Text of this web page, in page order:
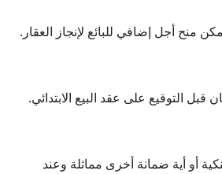
منح أجل إضافي للبائع لإنجاز العقار.
التوقيع على عقد البيع الابتدائي.
أو أية ضمانة أخرى مماثلة وعند